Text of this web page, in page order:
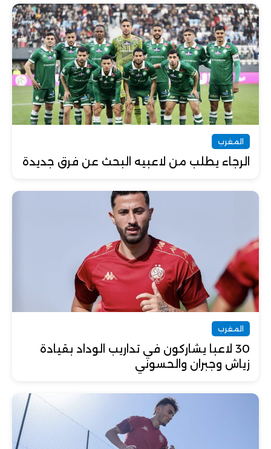
المغرب
الرجاء يطلب من لاعبيه البحث عن فرق جديدة
المغرب
30 لاعبا يشاركون في تداريب الوداد بقيادة
زياش وجبران والحسوني